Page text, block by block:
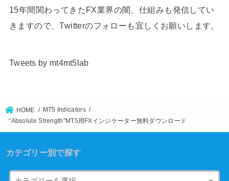
15年間関わってきたFX業界の闇、仕組みも発信してい
きますので、Twitterのフォローも宜しくお願いします。
Tweets by mt4mt5lab
HOME
MT5 Indicators
“Absolute Strength"MT5用FXインジケーター無料ダウンロード
カテゴリー別で探す